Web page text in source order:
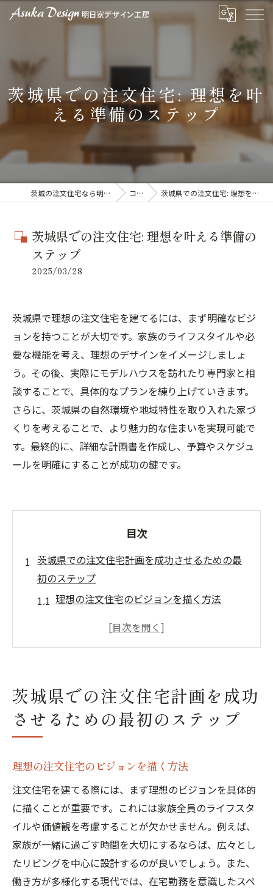
茨城県での注文住宅: 理想を叶
える準備のステップ
茨城の注文住宅なら明日家デザイン工房 コラム 茨城県での注文住宅: 理想を叶える準備のステップ
茨城県での注文住宅: 理想を叶える準備の
ステップ
2025/03/28
茨城県で理想の注文住宅を建てるには、まず明確なビジ
ョンを持つことが大切です。家族のライフスタイルや必
要な機能を考え、理想のデザインをイメージしましょ
う。その後、実際にモデルハウスを訪れたり専門家と相
談することで、具体的なプランを練り上げていきます。
さらに、茨城県の自然環境や地域特性を取り入れた家づ
くりを考えることで、より魅力的な住まいを実現可能で
す。最終的に、詳細な計画書を作成し、予算やスケジュ
ールを明確にすることが成功の鍵です。
目次
茨城県での注文住宅計画を成功させるための最
初のステップ
理想の注文住宅のビジョンを描く方法
家族のライフスタイルを考慮した住宅計画
予算設定の基本と資金計画の重要性
専門家に相談する前に知っておくべきこと
ト
ン
家族構成に合わせた間取りの考え方
快適な生活を実現するためのデザイン要素
エコロジーとサステナビリティを考慮した
家作り
茨城県での注文住宅計画を成功
させるための最初のステップ
理想の注文住宅のビジョンを描く方法
注文住宅を建てる際には、まず理想のビジョンを具体的
に描くことが重要です。これには家族全員のライフスタ
イルや価値観を考慮することが欠かせません。例えば、
家族が一緒に過ごす時間を大切にするならば、広々とし
たリビングを中心に設計するのが良いでしょう。また、
働き方が多様化する現代では、在宅勤務を意識したスペ